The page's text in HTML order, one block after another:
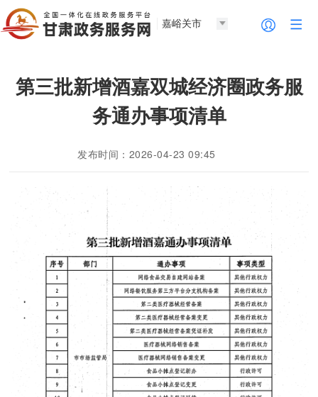
嘉峪关市
第三批新增酒嘉双城经济圈政务服
务通办事项清单
发布时间：2026-04-23 09:45